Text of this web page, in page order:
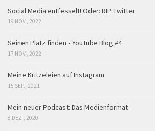
Social Media entfesselt! Oder: RIP Twitter
19 NOV., 2022
Seinen Platz finden • YouTube Blog #4
17 NOV., 2022
Meine Kritzeleien auf Instagram
15 SEP., 2021
Mein neuer Podcast: Das Medienformat
8 DEZ., 2020